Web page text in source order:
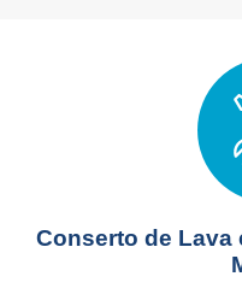
Conserto de Lava